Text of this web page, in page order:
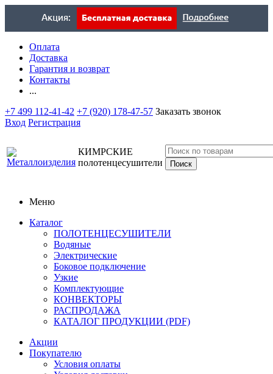
Оплата
Доставка
Гарантия и возврат
Контакты
...
+7 499 112-41-42 +7 (920) 178-47-57 Заказать звонок
Вход Регистрация
КИМРСКИЕ
полотенцесушители
Меню
Каталог
ПОЛОТЕНЦЕСУШИТЕЛИ
Водяные
Электрические
Боковое подключение
Узкие
Комплектующие
КОНВЕКТОРЫ
РАСПРОДАЖА
КАТАЛОГ ПРОДУКЦИИ (PDF)
Акции
Покупателю
Условия оплаты